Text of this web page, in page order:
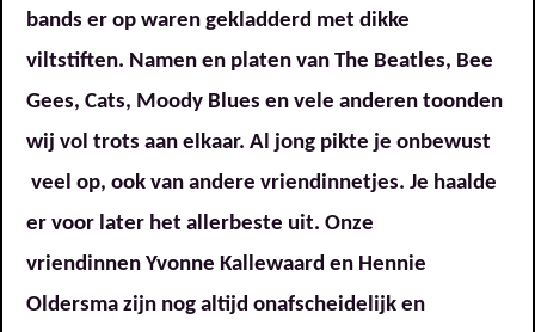
bands er op waren gekladderd met dikke
viltstiften. Namen en platen van The Beatles, Bee
Gees, Cats, Moody Blues en vele anderen toonden
wij vol trots aan elkaar. Al jong pikte je onbewust
veel op, ook van andere vriendinnetjes. Je haalde
er voor later het allerbeste uit. Onze
vriendinnen Yvonne Kallewaard en Hennie
Oldersma zijn nog altijd onafscheidelijk en